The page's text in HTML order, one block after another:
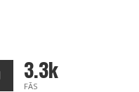
3.3k
FÃS